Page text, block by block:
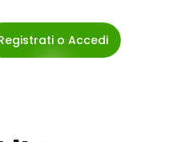
o Accedi